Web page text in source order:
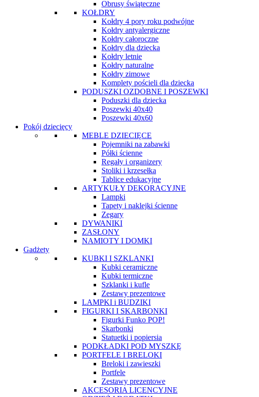
Obrusy świąteczne
KOŁDRY
Kołdry 4 pory roku podwójne
Kołdry antyalergiczne
Kołdry całoroczne
Kołdry dla dziecka
Kołdry letnie
Kołdry naturalne
Kołdry zimowe
Komplety pościeli dla dziecka
PODUSZKI OZDOBNE I POSZEWKI
Poduszki dla dziecka
Poszewki 40x40
Poszewki 40x60
Pokój dziecięcy
MEBLE DZIECIĘCE
Pojemniki na zabawki
Półki ścienne
Regały i organizery
Stoliki i krzesełka
Tablice edukacyjne
ARTYKUŁY DEKORACYJNE
Lampki
Tapety i naklejki ścienne
Zegary
DYWANIKI
ZASŁONY
NAMIOTY I DOMKI
Gadżety
KUBKI I SZKLANKI
Kubki ceramiczne
Kubki termiczne
Szklanki i kufle
Zestawy prezentowe
LAMPKI i BUDZIKI
FIGURKI I SKARBONKI
Figurki Funko POP!
Skarbonki
Statuetki i popiersia
PODKŁADKI POD MYSZKĘ
PORTFELE I BRELOKI
Breloki i zawieszki
Portfele
Zestawy prezentowe
AKCESORIA LICENCYJNE